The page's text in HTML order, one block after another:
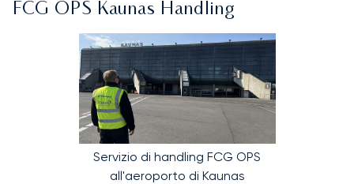
FCG OPS Kaunas Handling
Servizio di handling FCG OPS
all'aeroporto di Kaunas